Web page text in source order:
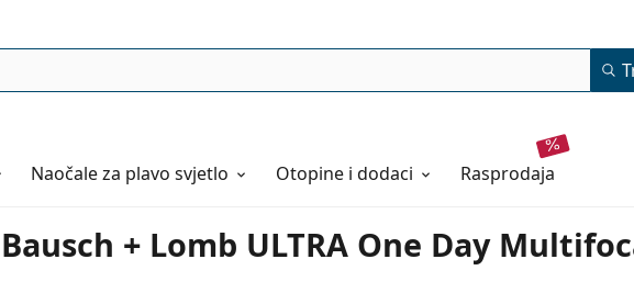
Naočaleza plavo svjetlo Otopine i dodaci rasprodaja
Bausch + Lomb ULTRA One Day